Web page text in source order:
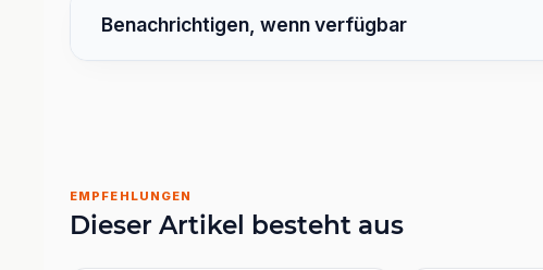
Benachrichtigen, wenn verfügbar
EMPFEHLUNGEN
Dieser Artikel besteht aus